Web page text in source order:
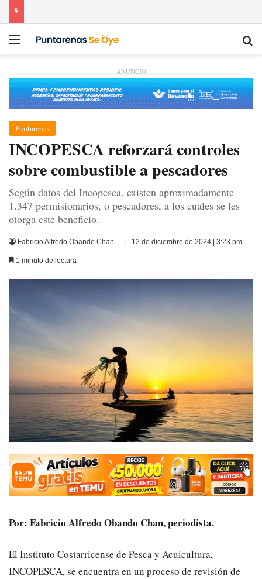
Menú
ANUNCIO
Puntarenas
INCOPESCA reforzará controles
sobre combustible a pescadores
Según datos del Incopesca, existen aproximadamente
1.347 permisionarios, o pescadores, a los cuales se les
otorga este beneficio.
Fabricio Alfredo Obando Chan 12 de diciembre de 2024 | 3:23 pm
1 minuto de lectura
Por: Fabricio Alfredo Obando Chan, periodista.
El Instituto Costarricense de Pesca y Acuicultura,
INCOPESCA, se encuentra en un proceso de revisión de